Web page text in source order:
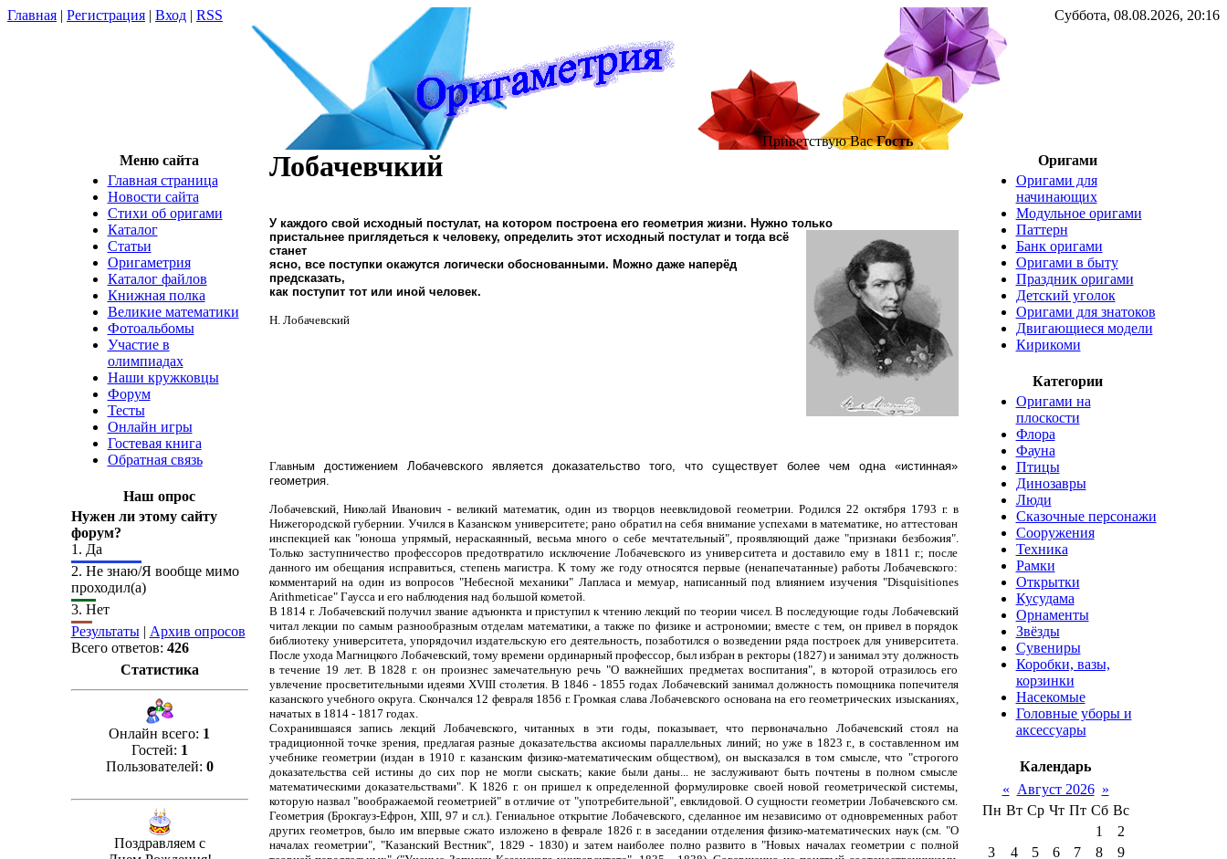
Главная | Регистрация | Вход | RSS Суббота, 08.08.2026, 20:16
Приветствую Вас Гость
Меню сайта
Главная страница
Новости сайта
Cтихи об оригами
Каталог
Статьи
Оригаметрия
Каталог файлов
Книжная полка
Великие математики
Фотоальбомы
Участие в
олимпиадах
Наши кружковцы
Форум
Тесты
Онлайн игры
Гостевая книга
Обратная связь
Наш опрос
Нужен ли этому сайту
форум?
1. Да
2. Не знаю/Я вообще мимо
проходил(а)
3. Нет
Результаты| Архив опросов
Всего ответов: 426
Статистика
Онлайн всего: 1
Гостей: 1
Пользователей: 0
Поздравляем с
Лобачевчкий
У каждого свой исходный постулат, на котором построена его геометрия жизни. Нужно только
пристальнее приглядеться к человеку, определить этот исходный постулат и тогда всё
станет
ясно, все поступки окажутся логически обоснованными. Можно даже наперёд
предсказать,
как поступит тот или иной человек.
Н. Лобачевский
Главным достижением Лобачевского является доказательство того, что существует более чем одна «истинная»
геометрия.
Лобачевский, Николай Иванович - великий математик, один из творцов неевклидовой геометрии. Родился 22 октября 1793 г. в
Нижегородской губернии. Учился в Казанском университете; рано обратил на себя внимание успехами в математике, но аттестован
инспекцией как "юноша упрямый, нераскаянный, весьма много о себе мечтательный", проявляющий даже "признаки безбожия".
Только заступничество профессоров предотвратило исключение Лобачевского из университета и доставило ему в 1811 г.; после
данного им обещания исправиться, степень магистра. К тому же году относятся первые (ненапечатанные) работы Лобачевского:
комментарий на один из вопросов "Небесной механики" Лапласа и мемуар, написанный под влиянием изучения "Disquisitiones
Arithmeticae" Гаусса и его наблюдения над большой кометой.
В 1814 г. Лобачевский получил звание адъюнкта и приступил к чтению лекций по теории чисел. В последующие годы Лобачевский
читал лекции по самым разнообразным отделам математики, а также по физике и астрономии; вместе с тем, он привел в порядок
библиотеку университета, упорядочил издательскую его деятельность, позаботился о возведении ряда построек для университета.
После ухода Магницкого Лобачевский, тому времени ординарный профессор, был избран в ректоры (1827) и занимал эту должность
в течение 19 лет. В 1828 г. он произнес замечательную речь "О важнейших предметах воспитания", в которой отразилось его
увлечение просветительными идеями XVIII столетия. В 1846 - 1855 годах Лобачевский занимал должность помощника попечителя
казанского учебного округа. Скончался 12 февраля 1856 г. Громкая слава Лобачевского основана на его геометрических изысканиях,
начатых в 1814 - 1817 годах.
Сохранившаяся запись лекций Лобачевского, читанных в эти годы, показывает, что первоначально Лобачевский стоял на
традиционной точке зрения, предлагая разные доказательства аксиомы параллельных линий; но уже в 1823 г., в составленном им
учебнике геометрии (издан в 1910 г. казанским физико-математическим обществом), он высказался в том смысле, что "строгого
доказательства сей истины до сих пор не могли сыскать; какие были даны... не заслуживают быть почтены в полном смысле
математическими доказательствами". К 1826 г. он пришел к определенной формулировке своей новой геометрической системы,
которую назвал "воображаемой геометрией" в отличие от "употребительной", евклидовой. О сущности геометрии Лобачевского см.
Геометрия (Брокгауз-Ефрон, XIII, 97 и сл.). Гениальное открытие Лобачевского, сделанное им независимо от одновременных работ
других геометров, было им впервые сжато изложено в феврале 1826 г. в заседании отделения физико-математических наук (см. "О
началах геометрии", "Казанский Вестник", 1829 - 1830) и затем наиболее полно развито в "Новых началах геометрии с полной
Оригами
Оригами для
начинающих
Модульное оригами
Паттерн
Банк оригами
Оригами в быту
Праздник оригами
Детский уголок
Оригами для знатоков
Двигающиеся модели
Кирикоми
Категории
Оригами на
плоскости
Флора
Фауна
Птицы
Динозавры
Люди
Сказочные персонажи
Сооружения
Техника
Рамки
Открытки
Кусудама
Орнаменты
Звёзды
Сувениры
Коробки, вазы,
корзинки
Насекомые
Головные уборы и
аксессуары
Календарь
« Август 2026 »
Пн Вт Ср Чт Пт Сб Вс
1
2
3
4 5 6 7 8
9